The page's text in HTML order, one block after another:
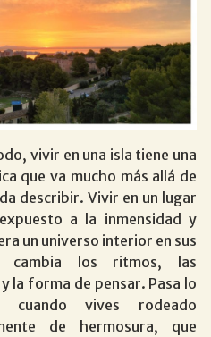
vivir en una isla tiene una
que va mucho más allá de
describir. Vivir en un lugar
a la inmensidad y
un universo interior en sus
cambia los ritmos, las
la forma de pensar. Pasa lo
cuando vives rodeado
de hermosura, que